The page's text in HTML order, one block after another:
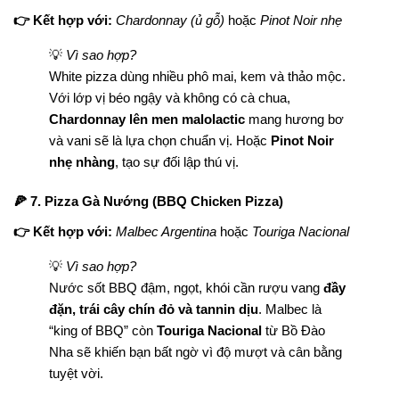
👉 Kết hợp với: Chardonnay (ủ gỗ) hoặc Pinot Noir nhẹ
💡 Vì sao hợp?
White pizza dùng nhiều phô mai, kem và thảo mộc.
Với lớp vị béo ngậy và không có cà chua,
Chardonnay lên men malolactic mang hương bơ
và vani sẽ là lựa chọn chuẩn vị. Hoặc Pinot Noir
nhẹ nhàng, tạo sự đối lập thú vị.
🍕 7. Pizza Gà Nướng (BBQ Chicken Pizza)
👉 Kết hợp với: Malbec Argentina hoặc Touriga Nacional
💡 Vì sao hợp?
Nước sốt BBQ đậm, ngọt, khói cần rượu vang đầy
đặn, trái cây chín đỏ và tannin dịu. Malbec là
“king of BBQ” còn Touriga Nacional từ Bồ Đào
Nha sẽ khiến bạn bất ngờ vì độ mượt và cân bằng
tuyệt vời.